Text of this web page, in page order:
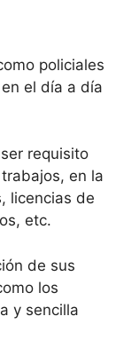
policiales
el día a día
requisito
en la
licencias de
etc.
de sus
los
y sencilla